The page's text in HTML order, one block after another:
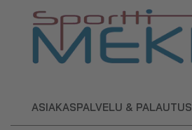
ASIAKASPALVELU & PALAUTUS